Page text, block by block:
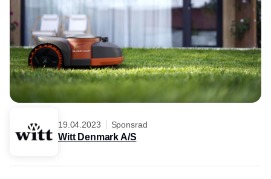
19.04.2023 Sponsrad
Witt Denmark A/S